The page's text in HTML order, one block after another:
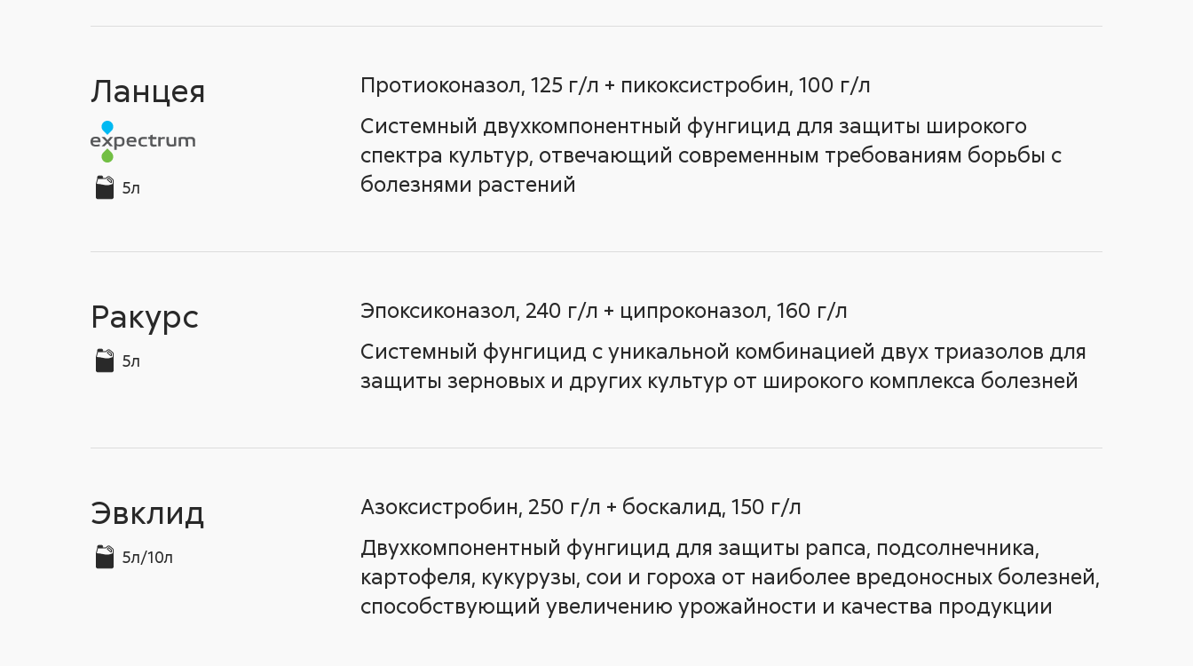
Ланцея
5л
Протиоконазол, 125 г/л + пикоксистробин, 100 г/л
Системный двухкомпонентный фунгицид для защиты широкого
спектра культур, отвечающий современным требованиям борьбы с
болезнями растений
Ракурс
5л
Эпоксиконазол, 240 г/л + ципроконазол, 160 г/л
Системный фунгицид с уникальной комбинацией двух триазолов для
защиты зерновых и других культур от широкого комплекса болезней
Эвклид
5л/10л
Азоксистробин, 250 г/л + боскалид, 150 г/л
Двухкомпонентный фунгицид для защиты рапса, подсолнечника,
картофеля, кукурузы, сои и гороха от наиболее вредоносных болезней,
способствующий увеличению урожайности и качества продукции